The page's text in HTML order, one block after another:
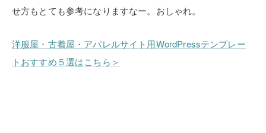
せ方もとても参考になりますなー。おしゃれ。
洋服屋・古着屋・アパレルサイト用WordPressテンプレー
トおすすめ５選はこちら＞